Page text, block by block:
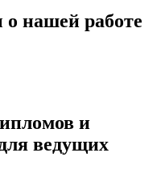
о нашей работе
и
ведущих